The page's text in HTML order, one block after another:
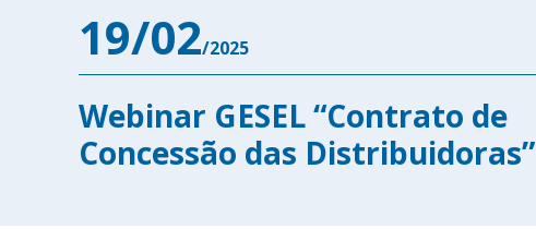
19/02/2025
Webinar GESEL “Contrato de
Concessão das Distribuidoras”